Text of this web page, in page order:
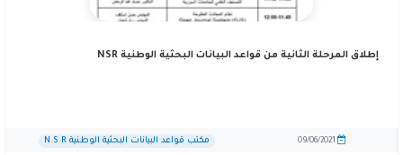
إطلاق المرحلة الثانية من قواعد البيانات البحثية الوطنية NSR
مكتب قواعد البيانات البحثية الوطنية N.S.R